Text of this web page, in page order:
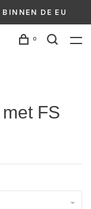
DE EU
0
FS